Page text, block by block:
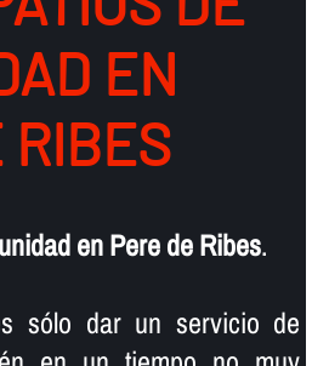
EN
RIBES
en Pere de Ribes.
sólo dar un servicio de